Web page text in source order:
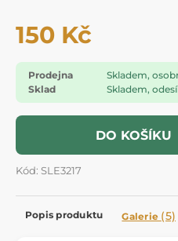
150 Kč
Prodejna
Skladem,
Sklad
Skladem,
DO KOŠÍKU
Kód: SLE3217
Popis produktu Galerie (5)